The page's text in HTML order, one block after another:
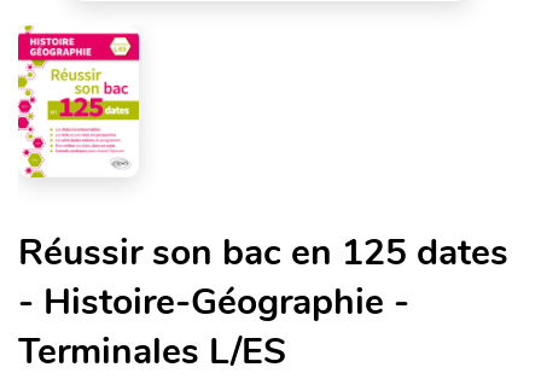
Réussir son bac en 125 dates
- Histoire-Géographie -
Terminales L/ES